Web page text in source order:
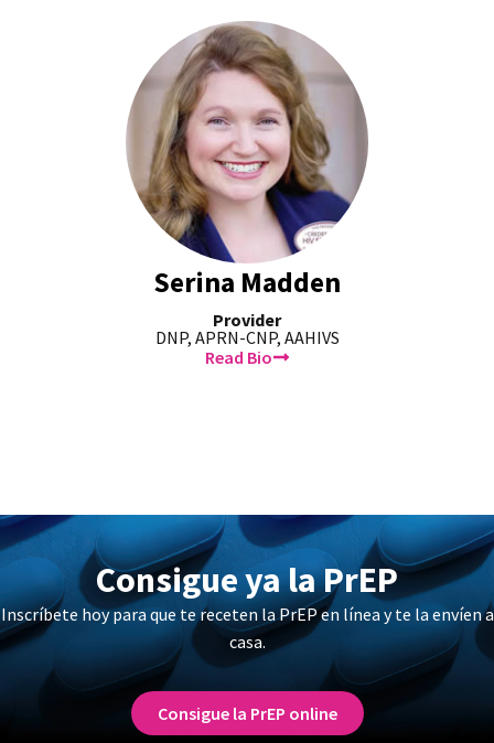
Serina Madden
Provider
DNP, APRN-CNP, AAHIVS
Read Bio
Consigue ya la PrEP
Inscríbete hoy para que te receten la PrEP en línea y te la envíen a
casa.
Consigue la PrEP online